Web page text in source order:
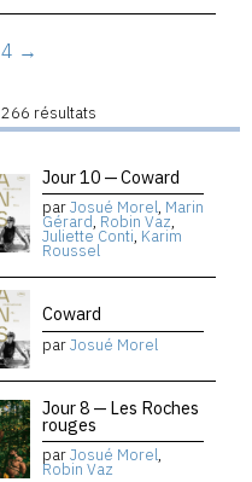
4 →
266 résultats
Jour 10 — Coward
parJosué Morel, Marin
Gérard, Robin Vaz,
Juliette Conti, Karim
Roussel
Coward
parJosué Morel
Jour 8 — Les Roches
rouges
parJosué Morel,
Robin Vaz